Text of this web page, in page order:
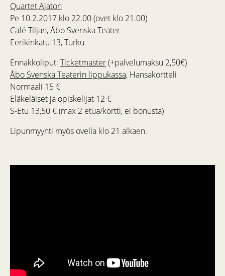
Quartet Ajaton
Pe 10.2.2017 klo 22.00 (ovet klo 21.00)
Café Tiljan, Åbo Svenska Teater
Eerikinkatu 13, Turku
Ennakkoliput: Ticketmaster(+palvelumaksu 2,50€)
Åbo Svenska Teaterin lippukassa, Hansakortteli
Normaali 15 €
Eläkeläiset ja opiskelijat 12 €
S-Etu 13,50 € (max 2 etua/kortti, ei bonusta)
Lipunmyynti myös ovella klo 21 alkaen.